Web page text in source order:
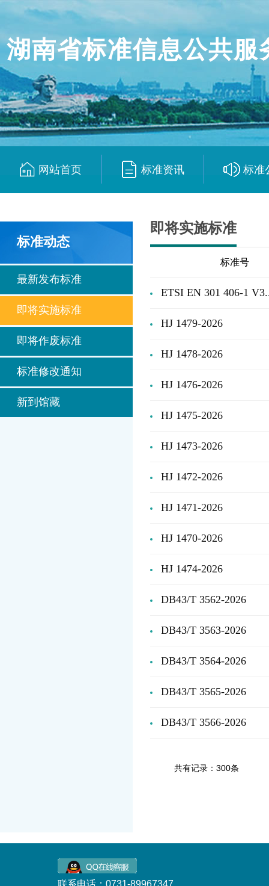
湖南省标准信息公共服
网站首页 标准资讯 标准
标准动态
最新发布标准
即将实施标准
即将作废标准
标准修改通知
新到馆藏
即将实施标准
标准号
ETSI EN 301 406-1
HJ 1479-2026
HJ 1478-2026
HJ 1476-2026
HJ 1475-2026
HJ 1473-2026
HJ 1472-2026
HJ 1471-2026
HJ 1470-2026
HJ 1474-2026
DB43/T 3562-2026
DB43/T 3563-2026
DB43/T 3564-2026
DB43/T 3565-2026
DB43/T 3566-2026
共有记录：300条
联系电话：0731-89967347